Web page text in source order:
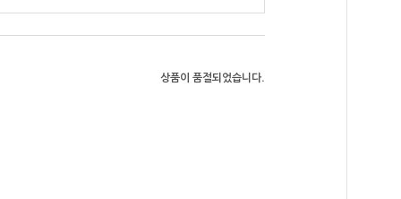
상품이 품절되었습니다.